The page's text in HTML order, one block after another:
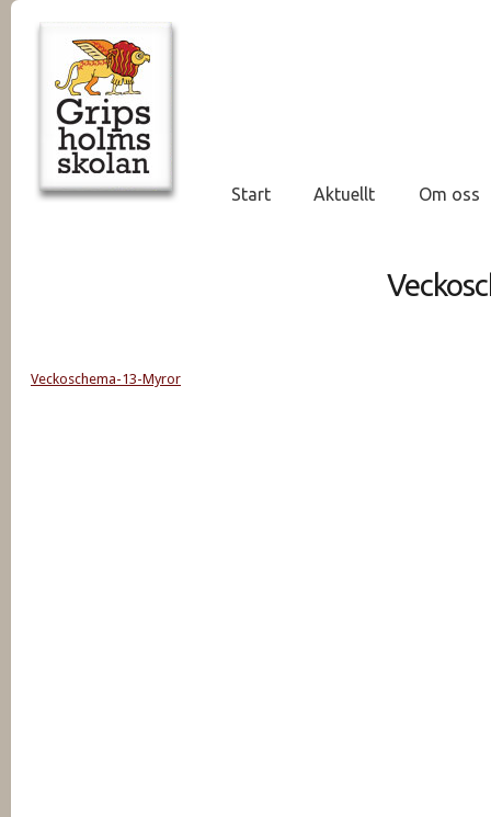
Start Aktuellt Om oss
Veckoschema-13-Myror